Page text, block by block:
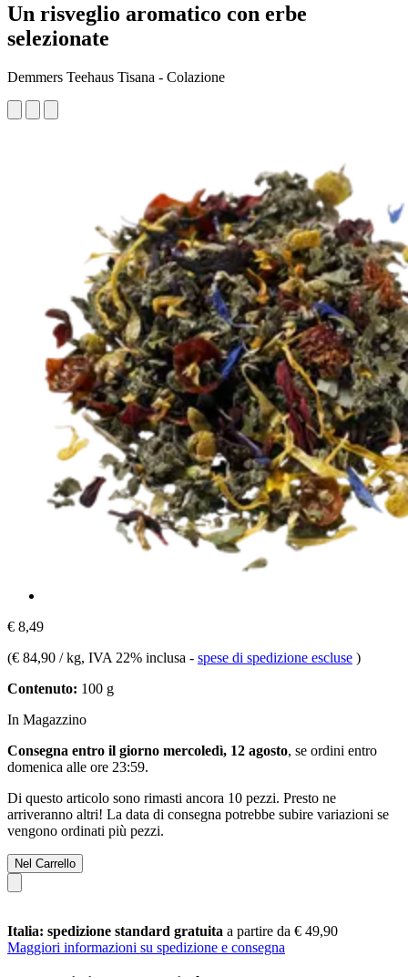
Un risveglio aromatico con erbe
selezionate
Demmers Teehaus Tisana - Colazione
€ 8,49
(€ 84,90 / kg, IVA 22% inclusa - spese di spedizione escluse )
Contenuto: 100 g
In Magazzino
Consegna entro il giorno mercoledì, 12 agosto, se ordini entro
domenica alle ore 23:59.
Di questo articolo sono rimasti ancora 10 pezzi. Presto ne
arriveranno altri! La data di consegna potrebbe subire variazioni se
vengono ordinati più pezzi.
Nel Carrello
Italia: spedizione standard gratuita a partire da € 49,90
Maggiori informazioni su spedizione e consegna